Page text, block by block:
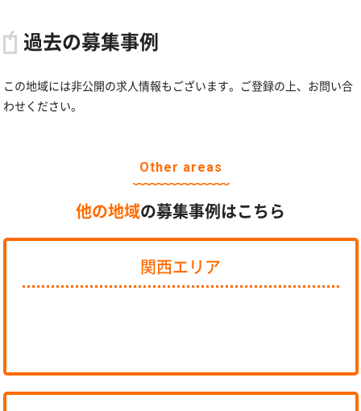
過去の募集事例
この地域には非公開の求人情報もございます。ご登録の上、お問い合
わせください。
Other areas
他の地域の募集事例はこちら
関西エリア